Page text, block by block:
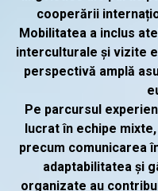
cooperării
Mobilitatea a inclus
interculturale și vizite
perspectivă amplă
Pe parcursul
lucrat în echipe
precum comunicarea
adaptabilitatea și
organizate au